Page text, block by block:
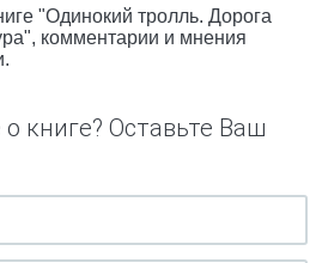
"Одинокий тролль. Дорога
комментарии и мнения
книге? Оставьте Ваш